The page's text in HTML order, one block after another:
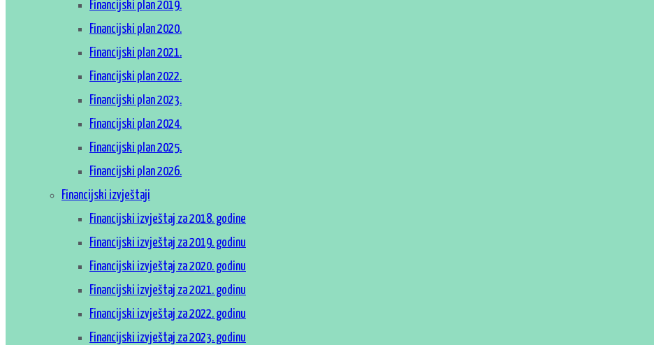
Financijski plan 2019.
Financijski plan 2020.
Financijski plan 2021.
Financijski plan 2022.
Financijski plan 2023.
Financijski plan 2024.
Financijski plan 2025.
Financijski plan 2026.
Financijski izvještaji
Financijski izvještaj za 2018. godine
Financijski izvještaj za 2019. godinu
Financijski izvještaj za 2020. godinu
Financijski izvještaj za 2021. godinu
Financijski izvještaj za 2022. godinu
Financijski izvještaj za 2023. godinu